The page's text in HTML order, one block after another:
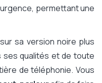
permettant une
sa version noire plus
qualités et de toute
de téléphonie. Vous